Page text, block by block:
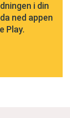
i din
ned appen
Play.